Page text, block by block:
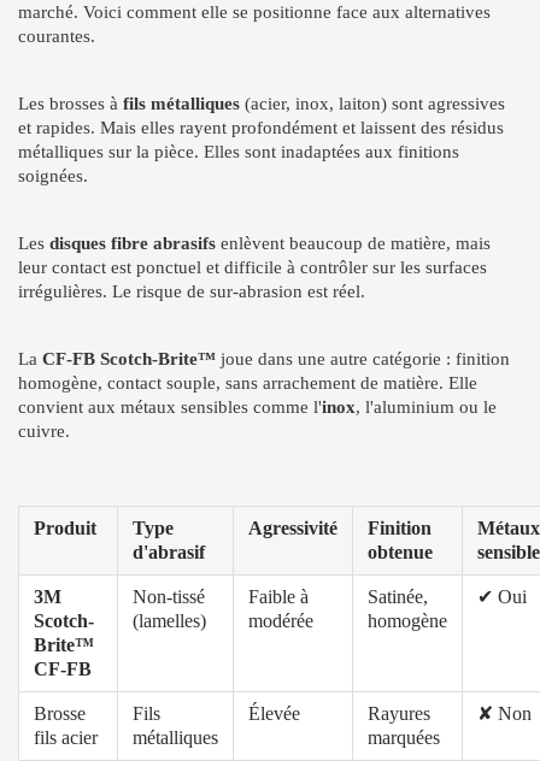
marché. Voici comment elle se positionne face aux alternatives
courantes.
Les brosses à fils métalliques (acier, inox, laiton) sont agressives
et rapides. Mais elles rayent profondément et laissent des résidus
métalliques sur la pièce. Elles sont inadaptées aux finitions
soignées.
Les disques fibre abrasifs enlèvent beaucoup de matière, mais
leur contact est ponctuel et difficile à contrôler sur les surfaces
irrégulières. Le risque de sur-abrasion est réel.
La CF-FB Scotch-Brite™ joue dans une autre catégorie : finition
homogène, contact souple, sans arrachement de matière. Elle
convient aux métaux sensibles comme l'inox, l'aluminium ou le
cuivre.
Produit
Type
d'abrasif
Agressivité
Finition
obtenue
Métaux
3M
Scotch-
Brite™
CF-FB
Non-tissé
(lamelles)
Faible à
modérée
Satinée,
homogène
✔ Oui
Brosse
fils acier
Fils
métalliques
Élevée
Rayures
marquées
✘ Non